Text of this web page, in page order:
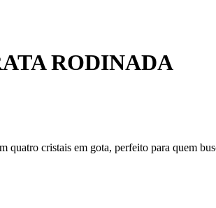
RODINADA
cristais em gota, perfeito para quem